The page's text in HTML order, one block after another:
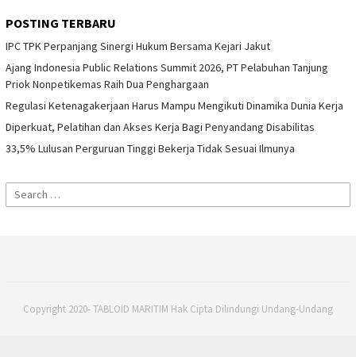
POSTING TERBARU
IPC TPK Perpanjang Sinergi Hukum Bersama Kejari Jakut
Ajang Indonesia Public Relations Summit 2026, PT Pelabuhan Tanjung
Priok Nonpetikemas Raih Dua Penghargaan
Regulasi Ketenagakerjaan Harus Mampu Mengikuti Dinamika Dunia Kerja
Diperkuat, Pelatihan dan Akses Kerja Bagi Penyandang Disabilitas
33,5% Lulusan Perguruan Tinggi Bekerja Tidak Sesuai Ilmunya
Search
for:
Copyright 2020- TABLOID MARITIM Hak Cipta Dilindungi Undang-Undang